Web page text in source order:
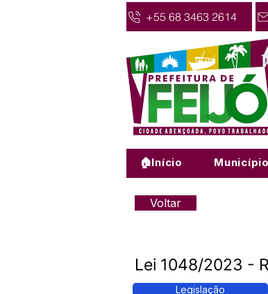
+55 68 3463 2614
🏠Início
Voltar
Lei 1048/2023 -
Legislação